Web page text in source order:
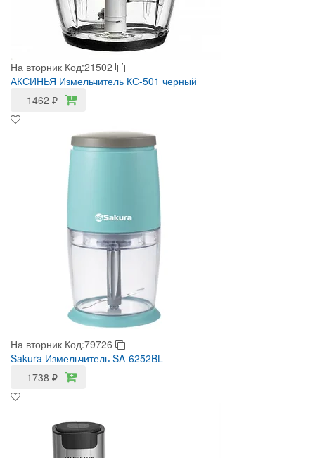
На вторник Код:21502
АКСИНЬЯ Измельчитель КС-501 черный
1462 ₽
На вторник Код:79726
Sakura Измельчитель SA-6252BL
1738 ₽